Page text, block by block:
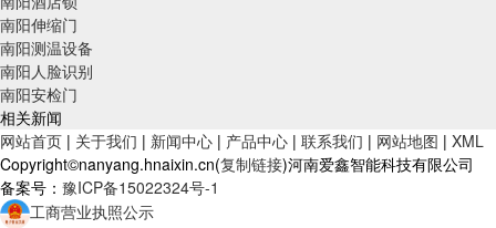
南阳伸缩门
南阳测温设备
南阳人脸识别
南阳安检门
相关新闻
网站首页 | 关于我们 | 新闻中心 | 产品中心 | 联系我们 | 网站地图 | XML
Copyright©nanyang.hnaixin.cn(复制链接)河南爱鑫智能科技有限公司
备案号： 豫ICP备15022324号-1
工商营业执照公示